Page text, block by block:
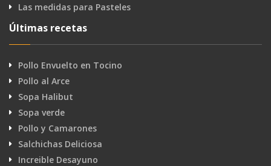
Las medidas para Pasteles
Últimas recetas
Pollo Envuelto en Tocino
Pollo al Arce
Sopa Halibut
Sopa verde
Pollo y Camarones
Salchichas Deliciosa
Increible Desayuno